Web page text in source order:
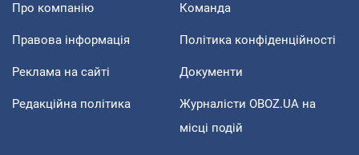
Про компанію Команда
Правова інформація Політика конфіденційності
Реклама на сайті Документи
Редакційна політика
Журналісти OBOZ.UA на
місці подій